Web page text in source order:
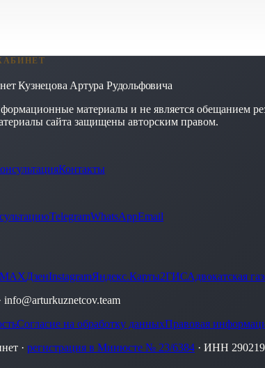
Кузнецова Артура Рудольфовича
материалы и не является обещанием
сайта защищены авторским правом.
Контакты
TelegramWhatsAppEmail
MAXДзенInstagramЯндекс.Карты2ГИСАдвокатская
info@arturkuznetcov.team
Согласие на обработку данныхПравовая
· регистрация в Минюсте № 23/6384 · ИНН